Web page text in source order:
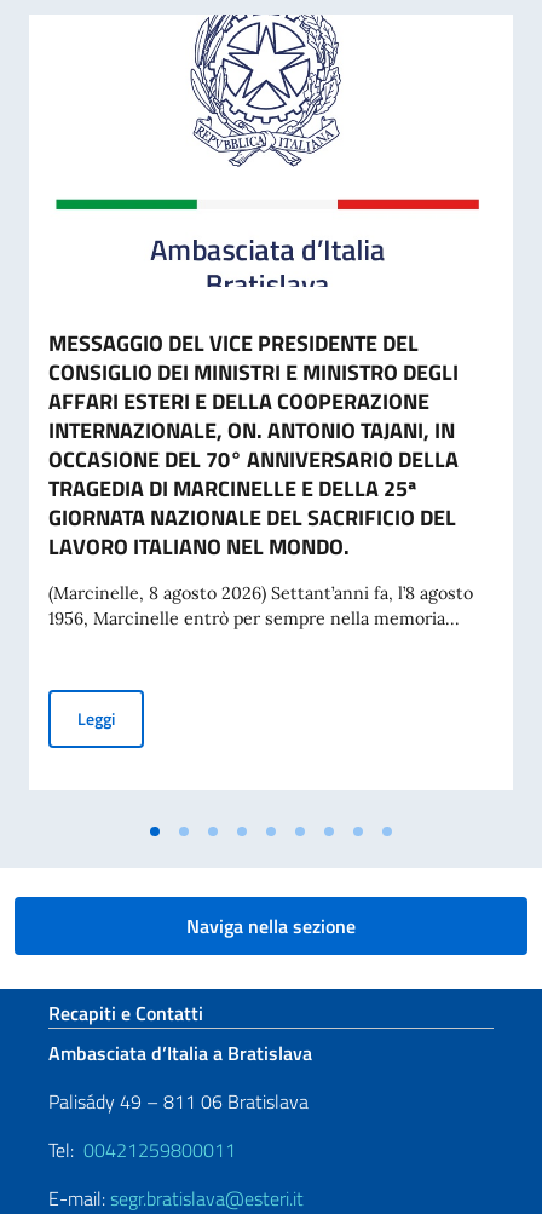
MESSAGGIO DEL VICE PRESIDENTE DEL
CONSIGLIO DEI MINISTRI E MINISTRO DEGLI
AFFARI ESTERI E DELLA COOPERAZIONE
INTERNAZIONALE, ON. ANTONIO TAJANI, IN
OCCASIONE DEL 70° ANNIVERSARIO DELLA
TRAGEDIA DI MARCINELLE E DELLA 25ª
GIORNATA NAZIONALE DEL SACRIFICIO DEL
LAVORO ITALIANO NEL MONDO.
(Marcinelle, 8 agosto 2026) Settant’anni fa, l’8 agosto
1956, Marcinelle entrò per sempre nella memoria...
LeggiMESSAGGIO DEL VICE PRESIDENTE DEL CONSIGLIO DEI
Naviga nella sezione
Sezione footer
Recapiti e Contatti
Ambasciata d’Italia a Bratislava
Palisády 49 – 811 06 Bratislava
Tel: 00421259800011
E-mail:segr.bratislava@esteri.it